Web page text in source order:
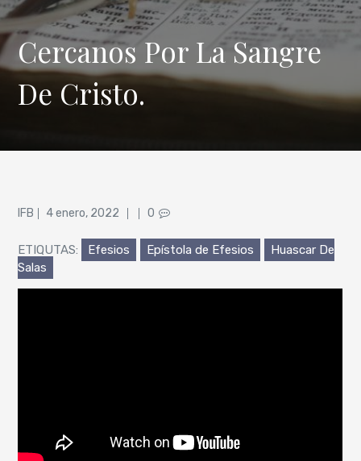
Cercanos Por La Sangre
De Cristo.
IFB
Posted
4 enero, 2022 0
ETIQUTAS: Efesios Epístola de Efesios
Huascar De
Salas